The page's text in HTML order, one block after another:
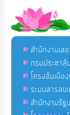
สำนักงานเล
กรมประชา
โครงอันเนื่อ
ระบบสารสน
สำนักงานรั